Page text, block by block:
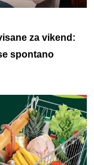
za vikend:
spontano